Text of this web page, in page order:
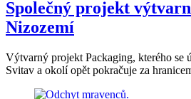
Společný projekt
Nizozemí
Výtvarný projekt Packaging, kterého se
Svitav a okolí opět pokračuje za